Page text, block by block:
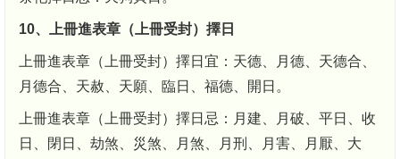
10、上冊進表章（上冊受封）擇日
上冊進表章（上冊受封）擇日宜：天德、月德、天德合、
月德合、天赦、天願、臨日、福德、開日。
上冊進表章（上冊受封）擇日忌：月建、月破、平日、收
日、閉日、劫煞、災煞、月煞、月刑、月害、月厭、大